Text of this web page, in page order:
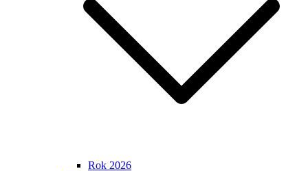
Rok 2026